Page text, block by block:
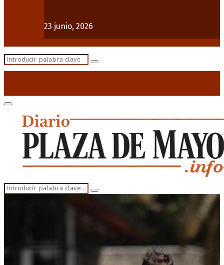
23 junio, 2026
Search
Search
Primary
Menu
Search
for:
Search